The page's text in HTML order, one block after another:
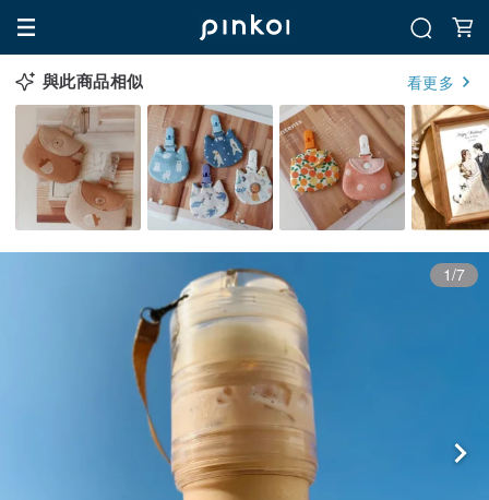
與此商品相似 看更多
1/7